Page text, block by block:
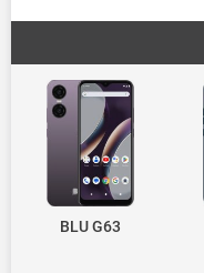
BLU G63